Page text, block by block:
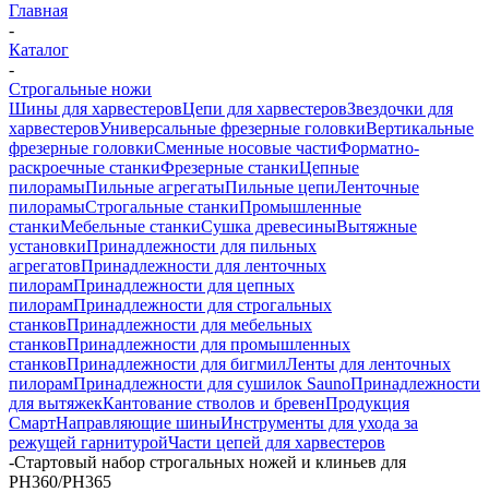
Главная
-
Каталог
-
Строгальные ножи
Шины для харвестеровЦепи для харвестеровЗвездочки для
харвестеровУниверсальные фрезерные головкиВертикальные
фрезерные головкиСменные носовые частиФорматно-
раскроечные станкиФрезерные станкиЦепные
пилорамыПильные агрегатыПильные цепиЛенточные
пилорамыСтрогальные станкиПромышленные
станкиМебельные станкиСушка древесиныВытяжные
установкиПринадлежности для пильных
агрегатовПринадлежности для ленточных
пилорамПринадлежности для цепных
пилорамПринадлежности для строгальных
станковПринадлежности для мебельных
станковПринадлежности для промышленных
станковПринадлежности для бигмилЛенты для ленточных
пилорамПринадлежности для сушилок SaunoПринадлежности
для вытяжекКантование стволов и бревенПродукция
СмартНаправляющие шиныИнструменты для ухода за
режущей гарнитуройЧасти цепей для харвестеров
-Стартовый набор строгальных ножей и клиньев для
PH360/PH365